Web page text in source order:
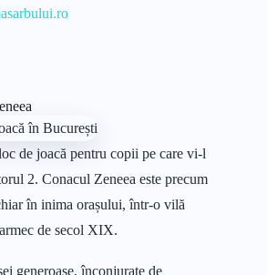
de joacă pentru copii pe care vi-l
2. Conacul Zeneea este precum
în inima orașului, într-o vilă
de secol XIX.
generoase, înconjurate de